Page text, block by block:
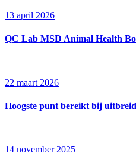
13 april 2026
QC Lab MSD Animal Health
22 maart 2026
Hoogste punt bereikt bij
14 november 2025